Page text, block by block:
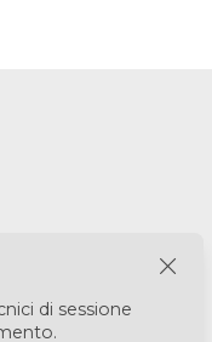
di sessione